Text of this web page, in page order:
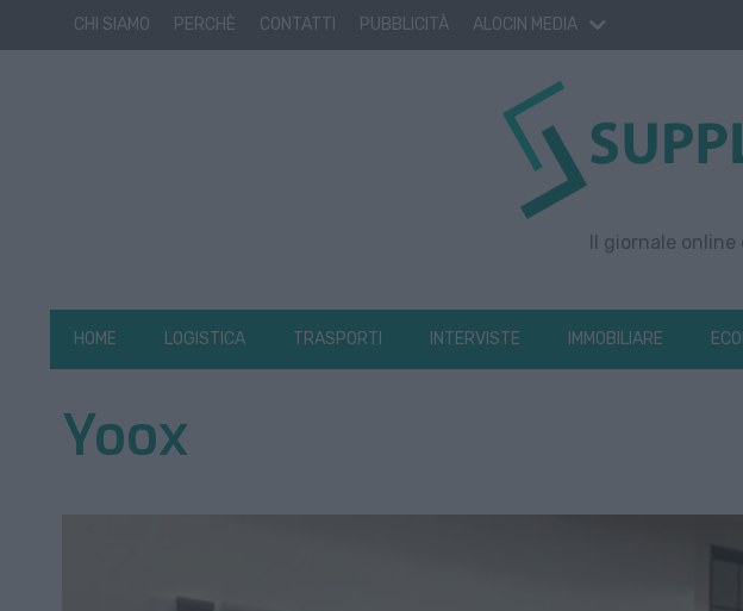
CHI SIAMO PERCHÈ CONTATTI PUBBLICITÀ ALOCIN MEDIA
Il giornale online
HOME LOGISTICA TRASPORTI INTERVISTE IMMOBILIARE
Yoox